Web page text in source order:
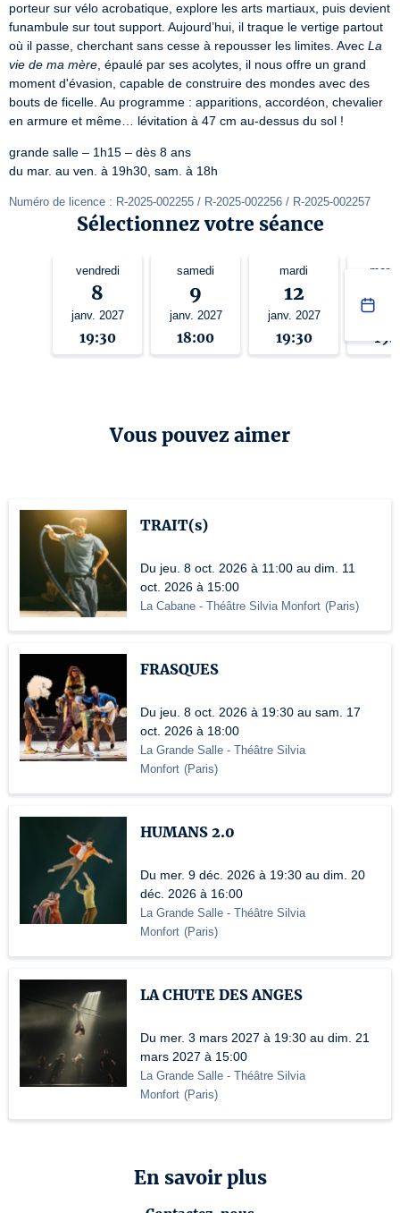
porteur sur vélo acrobatique, explore les arts martiaux, puis devient
funambule sur tout support. Aujourd’hui, il traque le vertige partout
où il passe, cherchant sans cesse à repousser les limites. Avec La
vie de ma mère , épaulé par ses acolytes, il nous offre un grand
moment d'évasion, capable de construire des mondes avec des
bouts de ficelle. Au programme : apparitions, accordéon, chevalier
en armure et même… lévitation à 47 cm au-dessus du sol !
grande salle – 1h15 – dès 8 ans
du mar. au ven. à 19h30, sam. à 18h
Numéro de licence : R-2025-002255 / R-2025-002256 / R-2025-002257
Sélectionnez votre séance
vendredi
8
janv. 2027
19:30
samedi
9
janv. 2027
18:00
mardi
12
janv. 2027
19:30
janv.
Vous pouvez aimer
TRAIT(s)
Du jeu. 8 oct. 2026 à 11:00 au dim. 11
oct. 2026 à 15:00
La Cabane - Théâtre Silvia Monfort (Paris)
FRASQUES
Du jeu. 8 oct. 2026 à 19:30 au sam. 17
oct. 2026 à 18:00
La Grande Salle - Théâtre Silvia
Monfort (Paris)
HUMANS 2.0
Du mer. 9 déc. 2026 à 19:30 au dim. 20
déc. 2026 à 16:00
La Grande Salle - Théâtre Silvia
Monfort (Paris)
LA CHUTE DES ANGES
Du mer. 3 mars 2027 à 19:30 au dim. 21
mars 2027 à 15:00
La Grande Salle - Théâtre Silvia
Monfort (Paris)
En savoir plus